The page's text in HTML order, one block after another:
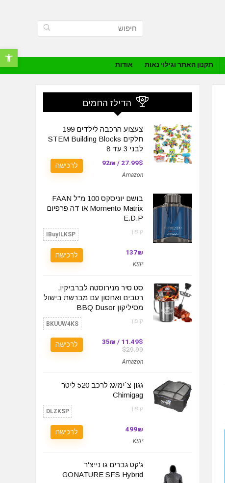
פתח
תקנון האתר וגילוי נאות אודות
הדילז החמים
צעצוע הרכבה לילדים 199
חלקים STEM Building Blocks
לבני 3 עד 8
27.99$ / 92₪
Amazon
לרכישה
בושם יוניסקס 100 מ"ל FAAN
Momento Matrix או דה פרפיום‏
E.D.P
קופון: IBuyILKSP
137₪
KSP
לרכישה
סט סיר מנירוסטה לברביקיו,
רטבים ואחסון עם מברשת בישול
מסיליקון BBQ Dusor
קופון: BKUUW4KS
11.49$ / 35₪
$29.99
Amazon
לרכישה
גגון צ`ימיגג לרכב 520 ליטר
Chimigag
קופון: DLZKSP
499₪
KSP
לרכישה
ג’קט גברים גו נייצ'ר
GONATURE SFS Hybrid